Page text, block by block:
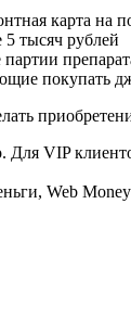
карта на
5 тысяч рублей
Для VIP
Web